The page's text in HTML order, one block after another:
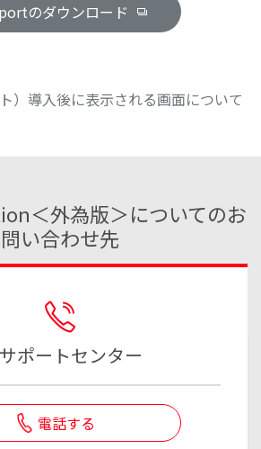
のダウンロード
）導入後に表示される画面について
＜外為版＞についてのお
問い合わせ先
ポートセンター
電話する